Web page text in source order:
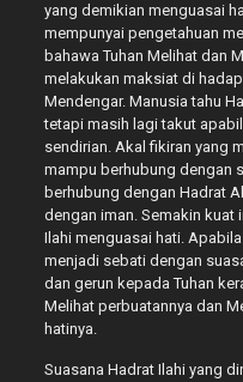
yang demikian menguasai
mempunyai pengetahuan
bahawa Tuhan Melihat dan
melakukan maksiat di
Mendengar. Manusia tahu
tetapi masih lagi takut
sendirian. Akal fikiran yang
mampu berhubung dengan
berhubung dengan Hadrat
dengan iman. Semakin kuat
Ilahi menguasai hati.
menjadi sebati dengan
dan gerun kepada Tuhan
Melihat perbuatannya dan
hatinya.
Suasana Hadrat Ilahi yang